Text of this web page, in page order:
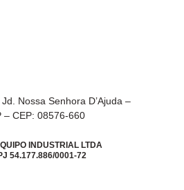
Nossa Senhora D’Ajuda –
– CEP: 08576-660
INDUSTRIAL LTDA
54.177.886/0001-72